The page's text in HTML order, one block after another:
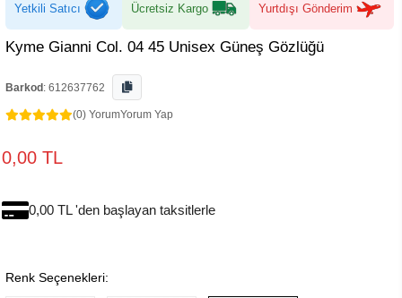
Yetkili Satıcı Ücretsiz Kargo Yurtdışı Gönderim
Kyme Gianni Col. 04 45 Unisex Güneş Gözlüğü
Barkod : 612637762
(0) YorumYorum Yap
0,00 TL
0,00 TL 'den başlayan taksitlerle
Renk Seçenekleri: